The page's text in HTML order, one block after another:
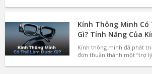
chính thức xác nhận hãng
thể trở thành một trong
nhất của ngành nhiếp ảnh
đây, đặc biệt với người
và Fujifilm.
Kính Thông Minh
Gì? Tính Năng Của
Thông Minh Hiện Đại
Kính thông minh đã phát
đơn thuần thành một “trợ
giữa AI, camera, màn hình